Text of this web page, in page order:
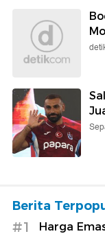
Berita
#1 Harga